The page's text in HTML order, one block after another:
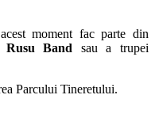
moment fac parte din
Rusu Band sau a trupei
Parcului Tineretului.